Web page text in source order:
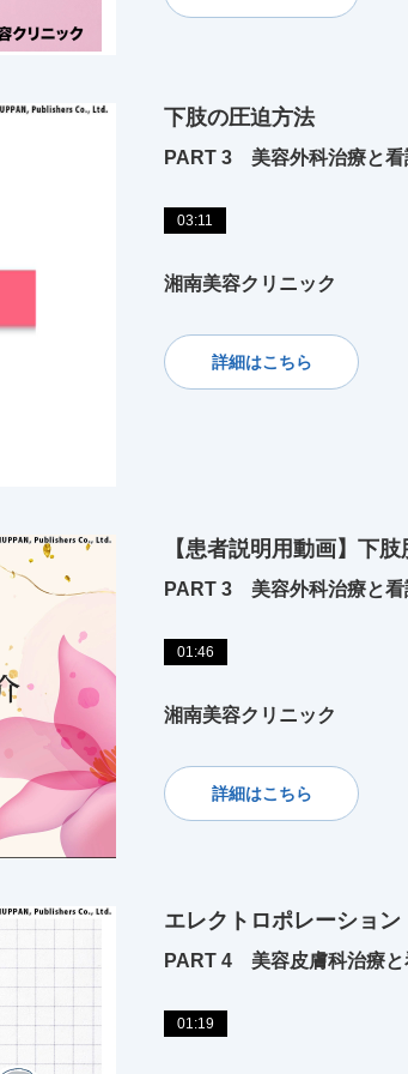
下肢の圧迫方法
PART 3 美容外科治療と看
03:11
湘南美容クリニック
詳細はこちら
【患者説明用動画】下
PART 3 美容外科治療と看
01:46
湘南美容クリニック
詳細はこちら
エレクトロポレーショ
PART 4 美容皮膚科治療と
01:19